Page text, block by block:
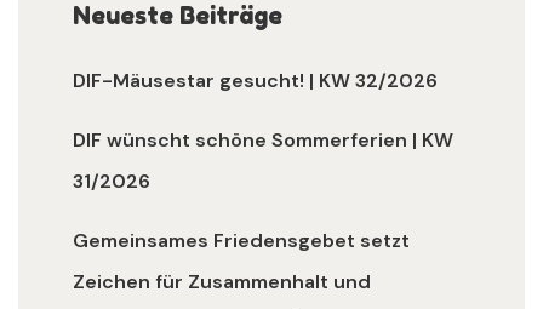
Neueste Beiträge
DIF-Mäusestar gesucht! | KW 32/2026
DIF wünscht schöne Sommerferien | KW
31/2026
Gemeinsames Friedensgebet setzt
Zeichen für Zusammenhalt und